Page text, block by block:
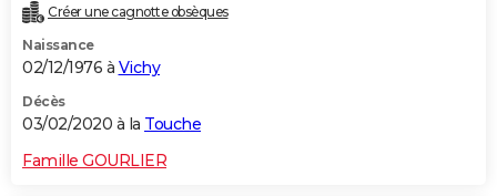
Créer une cagnotte obsèques
Naissance
02/12/1976 à Vichy
Décès
03/02/2020 à la Touche
Famille GOURLIER